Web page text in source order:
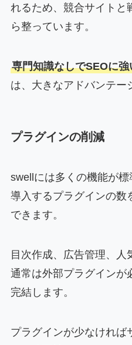
れるため、競合サイトと
ら整っています。
専門知識なしでSEOに
は、大きなアドバンテー
プラグインの削減
swellには多くの機能が標
導入するプラグインの数
できます。
目次作成、広告管理、人
通常は外部プラグインが
完結します。
プラグインが少なければ